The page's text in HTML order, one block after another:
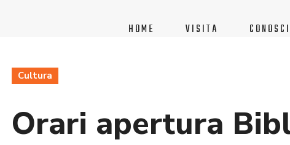
HOME VISITA CONOSCI
Cultura
Orari apertura